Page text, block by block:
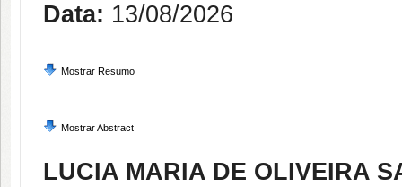
Data: 13/08/2026
Mostrar Resumo
Mostrar Abstract
LUCIA MARIA DE OLIVEIRA